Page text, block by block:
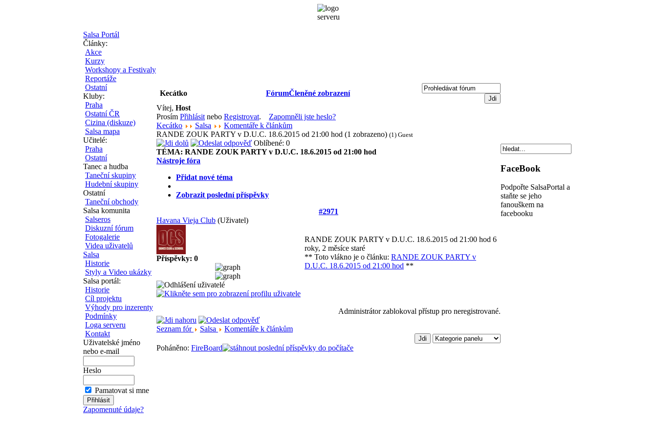
Salsa Portál
Články:
Akce
Kurzy
Workshopy a Festivaly
Reportáže
Ostatní
Kluby:
Praha
Ostatní ČR
Cizina (diskuze)
Salsa mapa
Učitelé:
Praha
Ostatní
Tanec a hudba
Taneční skupiny
Hudební skupiny
Ostatní
Taneční obchody
Salsa komunita
Salseros
Diskuzní fórum
Fotogalerie
Videa uživatelů
Salsa
Historie
Styly a Video ukázky
Salsa portál:
Historie
Cíl projektu
Výhody pro inzerenty
Podmínky
Loga serveru
Kontakt
Uživatelské jméno
nebo e-mail
Heslo
Pamatovat si mne
Zapomenuté údaje?
Kecátko FórumČleněné zobrazení
Vítej, Host
Prosím Přihlásit nebo Registrovat. Zapomněli jste heslo?
Kecátko
Salsa
Komentáře k článkům
RANDE ZOUK PARTY v D.U.C. 18.6.2015 od 21:00 hod (1 zobrazeno) (1) Guest
Oblíbené: 0
TÉMA: RANDE ZOUK PARTY v D.U.C. 18.6.2015 od 21:00 hod
Nástroje fóra
Přidat nové téma
Zobrazit poslední příspěvky
#2971
Havana Vieja Club (Uživatel)
Příspěvky: 0
RANDE ZOUK PARTY v D.U.C. 18.6.2015 od 21:00 hod 6
roky, 2 měsíce staré
** Toto vlákno je o článku: RANDE ZOUK PARTY v
D.U.C. 18.6.2015 od 21:00 hod **
Administrátor zablokoval přístup pro neregistrované.
Seznam fór Salsa Komentáře k článkům
Poháněno: FireBoard
FaceBook
Podpořte SalsaPortal a
staňte se jeho
fanouškem na
facebooku